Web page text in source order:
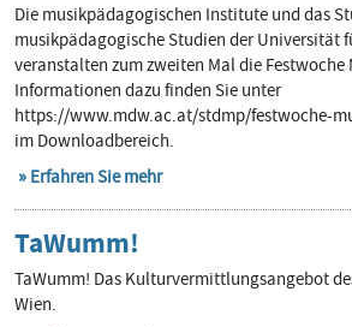
Die musikpädagogischen Institute und das
musikpädagogische Studien der Universität
veranstalten zum zweiten Mal die
Informationen dazu finden Sie unter
https://www.mdw.ac.at/stdmp/festwoche-
im Downloadbereich.
Erfahren Sie mehr
TaWumm!
TaWumm! Das Kulturvermittlungsangebot
Wien.